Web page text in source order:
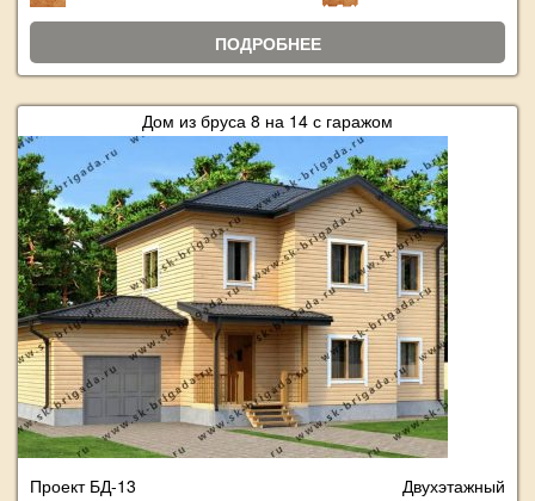
ПОДРОБНЕЕ
Дом из бруса 8 на 14 с гаражом
Проект БД-13
Двухэтажный